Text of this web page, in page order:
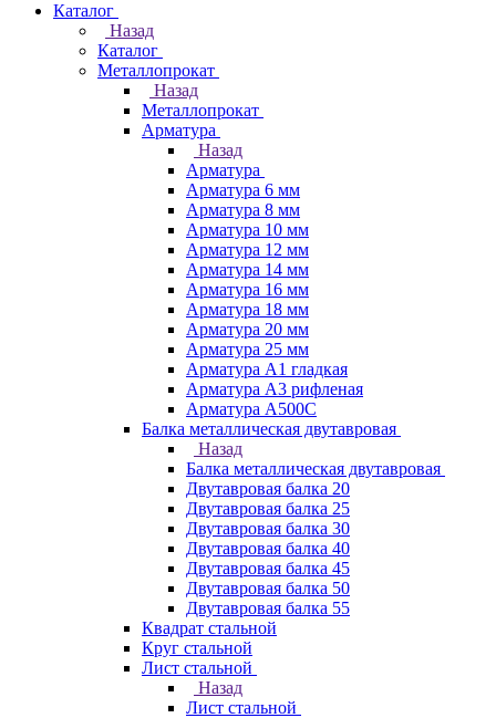
Каталог
Назад
Каталог
Металлопрокат
Назад
Металлопрокат
Арматура
Назад
Арматура
Арматура 6 мм
Арматура 8 мм
Арматура 10 мм
Арматура 12 мм
Арматура 14 мм
Арматура 16 мм
Арматура 18 мм
Арматура 20 мм
Арматура 25 мм
Арматура А1 гладкая
Арматура А3 рифленая
Арматура А500С
Балка металлическая двутавровая
Назад
Балка металлическая двутавровая
Двутавровая балка 20
Двутавровая балка 25
Двутавровая балка 30
Двутавровая балка 40
Двутавровая балка 45
Двутавровая балка 50
Двутавровая балка 55
Квадрат стальной
Круг стальной
Лист стальной
Назад
Лист стальной